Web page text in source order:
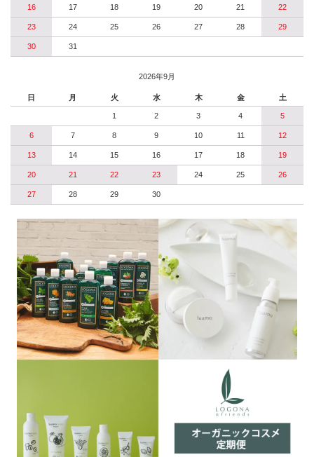
16 17 18 19 20 21 22
23 24 25 26 27 28 29
30 31
2026年9月
日 月 火 水 木 金 土
1 2 3 4 5
6 7 8 9 10 11 12
13 14 15 16 17 18 19
20 21 22 23 24 25 26
27 28 29 30